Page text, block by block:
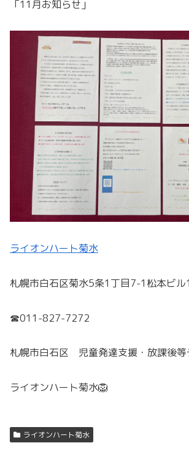
「11月お知らせ」
ライオンハート菊水
札幌市白石区菊水5条1丁目7-1松本ビル
☎011-827-7272
札幌市白石区 児童発達支援・放課後等
ライオンハート菊水🦁
ライオンハート菊水